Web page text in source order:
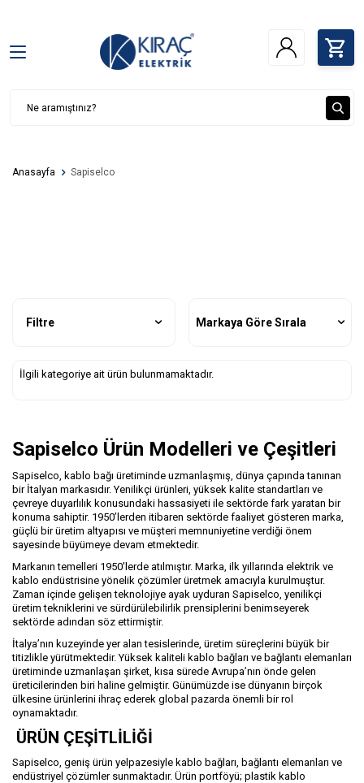
Anasayfa Sapiselco
Filtre Markaya Göre Sırala
İlgili kategoriye ait ürün bulunmamaktadır.
Sapiselco Ürün Modelleri ve Çeşitleri
Sapiselco, kablo bağı üretiminde uzmanlaşmış, dünya çapında tanınan
bir İtalyan markasıdır. Yenilikçi ürünleri, yüksek kalite standartları ve
çevreye duyarlılık konusundaki hassasiyeti ile sektörde fark yaratan bir
konuma sahiptir. 1950’lerden itibaren sektörde faaliyet gösteren marka,
güçlü bir üretim altyapısı ve müşteri memnuniyetine verdiği önem
sayesinde büyümeye devam etmektedir.
Markanın temelleri 1950'lerde atılmıştır. Marka, ilk yıllarında elektrik ve
kablo endüstrisine yönelik çözümler üretmek amacıyla kurulmuştur.
Zaman içinde gelişen teknolojiye ayak uyduran Sapiselco, yenilikçi
üretim tekniklerini ve sürdürülebilirlik prensiplerini benimseyerek
sektörde adından söz ettirmiştir.
İtalya’nın kuzeyinde yer alan tesislerinde, üretim süreçlerini büyük bir
titizlikle yürütmektedir. Yüksek kaliteli kablo bağları ve bağlantı elemanları
üretiminde uzmanlaşan şirket, kısa sürede Avrupa’nın önde gelen
üreticilerinden biri haline gelmiştir. Günümüzde ise dünyanın birçok
ülkesine ürünlerini ihraç ederek global pazarda önemli bir rol
oynamaktadır.
ÜRÜN ÇEŞİTLİLİĞİ
Sapiselco, geniş ürün yelpazesiyle kablo bağları, bağlantı elemanları ve
endüstriyel çözümler sunmaktadır. Ürün portföyü; plastik kablo